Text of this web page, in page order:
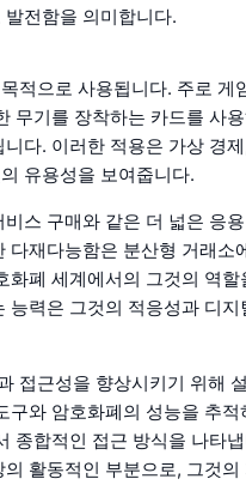
전함을 의미합니다.
적으로 사용됩니다. 주로 게
무기를 장착하는 카드를 사
다. 이러한 적용은 가상 경
유용성을 보여줍니다.
스 구매와 같은 더 넓은 응
재다능함은 분산형 거래소
폐 세계에서의 그것의 역
력은 그것의 적응성과 디
접근성을 향상시키기 위해
와 암호화폐의 성능을 추
종합적인 접근 방식을 나타
활동적인 부분으로, 그것